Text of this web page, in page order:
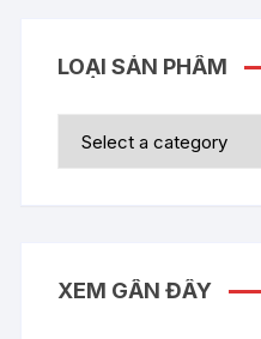
LOẠI SẢN PHẨM
XEM GẦN ĐÂY